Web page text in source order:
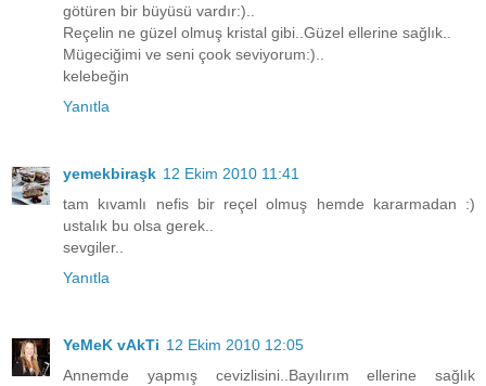
götüren bir büyüsü vardır:)..
Reçelin ne güzel olmuş kristal gibi..Güzel ellerine sağlık..
Mügeciğimi ve seni çook seviyorum:)..
kelebeğin
Yanıtla
yemekbiraşk 12 Ekim 2010 11:41
tam kıvamlı nefis bir reçel olmuş hemde kararmadan :)
ustalık bu olsa gerek..
sevgiler..
Yanıtla
YeMeK vAkTi 12 Ekim 2010 12:05
Annemde yapmış cevizlisini..Bayılırım ellerine sağlık